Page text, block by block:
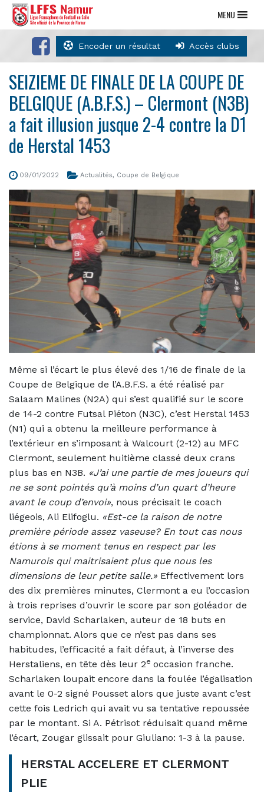
Encoder un résultat Accès clubs
MENU
SEIZIEME DE FINALE DE LA COUPE DE
BELGIQUE (A.B.F.S.) – Clermont (N3B)
a fait illusion jusque 2-4 contre la D1
de Herstal 1453
09/01/2022 Actualités, Coupe de Belgique
Même si l’écart le plus élevé des 1/16 de finale de la
Coupe de Belgique de l’A.B.F.S. a été réalisé par
Salaam Malines (N2A) qui s’est qualifié sur le score
de 14-2 contre Futsal Piéton (N3C), c’est Herstal 1453
(N1) qui a obtenu la meilleure performance à
l’extérieur en s’imposant à Walcourt (2-12) au MFC
Clermont, seulement huitième classé deux crans
plus bas en N3B. «J’ai une partie de mes joueurs qui
ne se sont pointés qu’à moins d’un quart d’heure
avant le coup d’envoi», nous précisait le coach
liégeois, Ali Elifoglu. «Est-ce la raison de notre
première période assez vaseuse? En tout cas nous
étions à se moment tenus en respect par les
Namurois qui maitrisaient plus que nous les
dimensions de leur petite salle.» Effectivement lors
des dix premières minutes, Clermont a eu l’occasion
à trois reprises d’ouvrir le score par son goléador de
service, David Scharlaken, auteur de 18 buts en
championnat. Alors que ce n’est pas dans ses
habitudes, l’efficacité a fait défaut, à l’inverse des
Herstaliens, en tête dès leur 2e occasion franche.
Scharlaken loupait encore dans la foulée l’égalisation
avant le 0-2 signé Pousset alors que juste avant c’est
cette fois Ledrich qui avait vu sa tentative repoussée
par le montant. Si A. Pétrisot réduisait quand même
l’écart, Zougar glissait pour Giuliano: 1-3 à la pause.
HERSTAL ACCELERE ET CLERMONT
PLIE